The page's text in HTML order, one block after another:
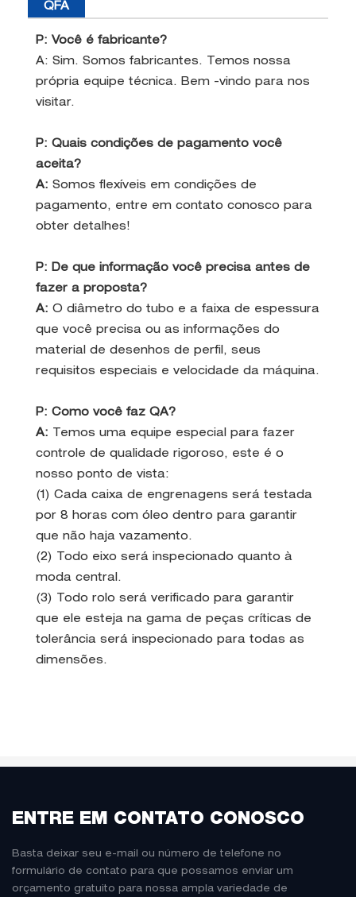
QFA
P: Você é fabricante?
A: Sim. Somos fabricantes. Temos nossa
própria equipe técnica. Bem -vindo para nos
visitar.
P: Quais condições de pagamento você
aceita?
A: Somos flexíveis em condições de
pagamento, entre em contato conosco para
obter detalhes!
P: De que informação você precisa antes de
fazer a proposta?
A: O diâmetro do tubo e a faixa de espessura
que você precisa ou as informações do
material de desenhos de perfil, seus
requisitos especiais e velocidade da máquina.
P: Como você faz QA?
A:
Temos uma equipe especial para fazer
controle de qualidade rigoroso, este é o
nosso ponto de vista:
(1) Cada caixa de engrenagens será testada
por 8 horas com óleo dentro para garantir
que não haja vazamento.
(2) Todo eixo será inspecionado quanto à
moda central.
(3) Todo rolo será verificado para garantir
que ele esteja na gama de peças críticas de
tolerância será inspecionado para todas as
dimensões.
ENTRE EM CONTATO CONOSCO
Basta deixar seu e-mail ou número de telefone no
formulário de contato para que possamos enviar um
orçamento gratuito para nossa ampla variedade de